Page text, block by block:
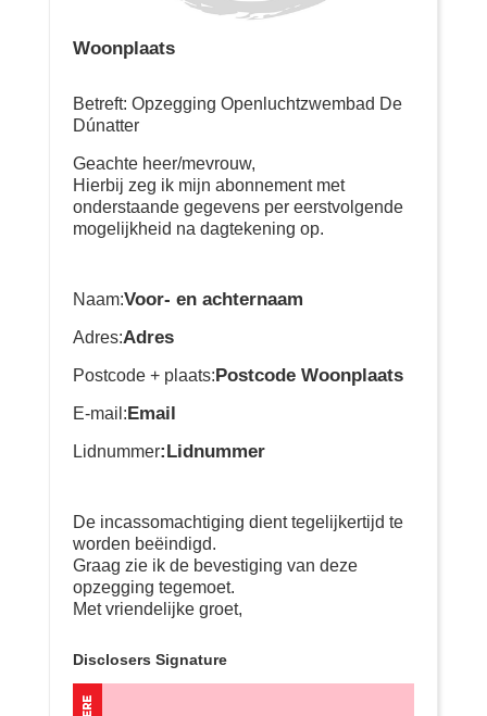
Woonplaats
Betreft: Opzegging Openluchtzwembad De
Dúnatter
Geachte heer/mevrouw,
Hierbij zeg ik mijn abonnement met
onderstaande gegevens per eerstvolgende
mogelijkheid na dagtekening op.
Naam:Voor- en achternaam
Adres:Adres
Postcode + plaats:Postcode Woonplaats
E-mail:Email
Lidnummer:Lidnummer
De incassomachtiging dient tegelijkertijd te
worden beëindigd.
Graag zie ik de bevestiging van deze
opzegging tegemoet.
Met vriendelijke groet,
Disclosers Signature